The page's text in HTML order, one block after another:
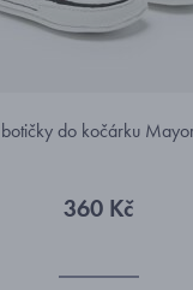
do kočárku
360 Kč